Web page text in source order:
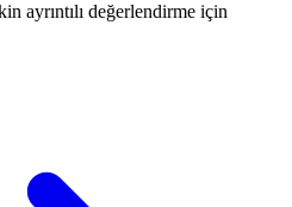
ayrıntılı değerlendirme için